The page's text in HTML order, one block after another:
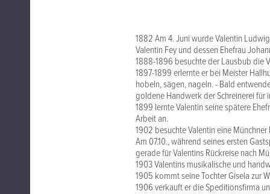
1882 Am 4. Juni wurde Valentin
Valentin Fey und dessen Ehefrau
1888-1896 besuchte der Lausbub die
1897-1899 erlernte er bei Meister
hobeln, sägen, nageln. - Bald
goldene Handwerk der Schreinerei für
1899 lernte Valentin seine spätere
Arbeit an.
1902 besuchte Valentin eine
Am 07.10., während seines ersten
gerade für Valentins Rückreise nach
1903 Valentins musikalische und
1905 kommt seine Tochter Gisela zur
1906 verkauft er die Speditionsfirma